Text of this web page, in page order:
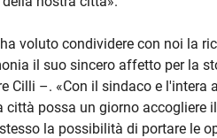
voluto condividere con noi la
il suo sincero affetto per la
Cilli –. «Con il sindaco e l'intera
possa un giorno accogliere
la possibilità di portare le